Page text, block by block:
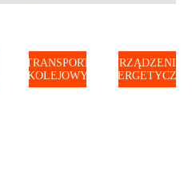
TRANSPORT
KOLEJOWY
URZĄDZENIA
ENERGETYCZNE